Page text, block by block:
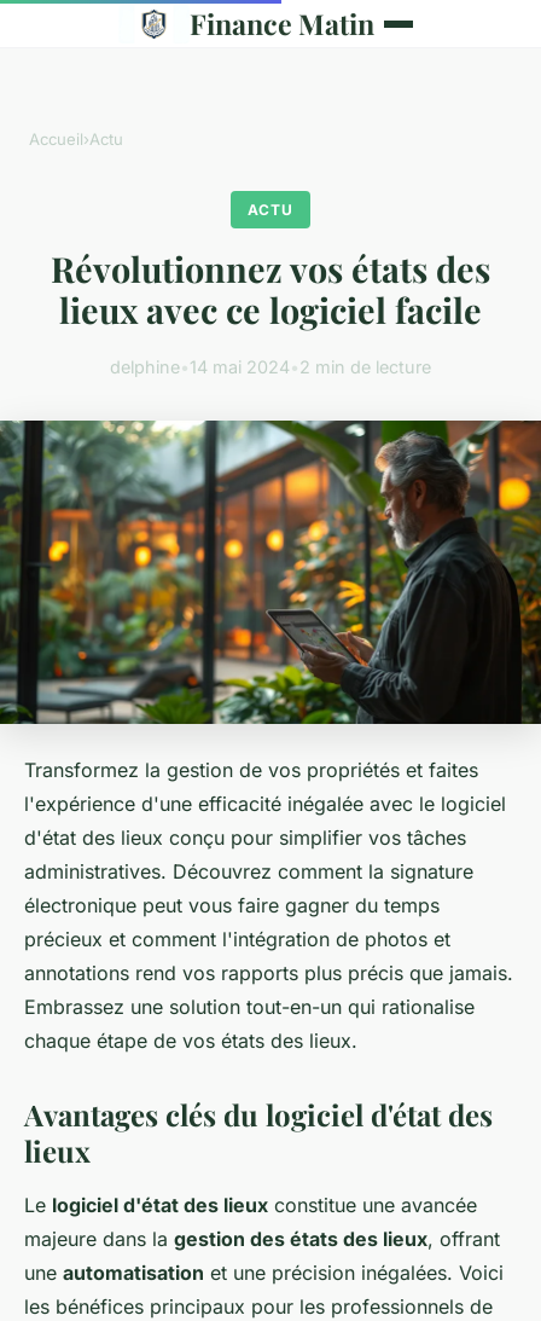
Finance Matin
Accueil›Actu
ACTU
Révolutionnez vos états des
lieux avec ce logiciel facile
delphine•14 mai 2024•2 min de lecture
Transformez la gestion de vos propriétés et faites
l'expérience d'une efficacité inégalée avec le logiciel
d'état des lieux conçu pour simplifier vos tâches
administratives. Découvrez comment la signature
électronique peut vous faire gagner du temps
précieux et comment l'intégration de photos et
annotations rend vos rapports plus précis que jamais.
Embrassez une solution tout-en-un qui rationalise
chaque étape de vos états des lieux.
Avantages clés du logiciel d'état des
lieux
Le logiciel d'état des lieux constitue une avancée
majeure dans la gestion des états des lieux, offrant
une automatisation et une précision inégalées. Voici
les bénéfices principaux pour les professionnels de